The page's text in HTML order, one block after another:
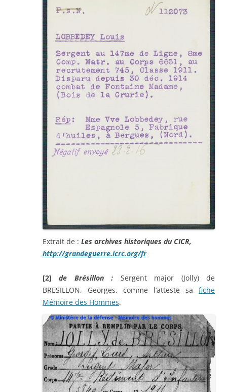
Extrait de : Les archives historiques du CICR,
http://grandeguerre.icrc.org/fr
[2]de Brésillon : Sergent major (Jolly) de
BRESILLON, Georges, comme l’atteste sa fiche
Mémoire des Hommes.